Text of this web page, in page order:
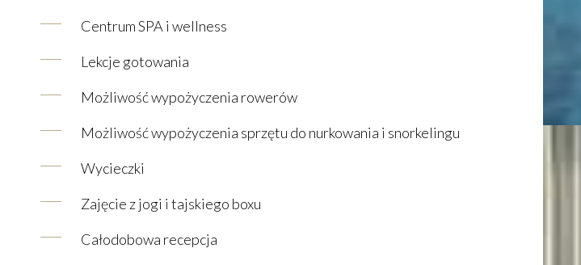
Centrum SPA i wellness
Lekcje gotowania
Możliwość wypożyczenia rowerów
Możliwość wypożyczenia sprzętu do nurkowania i snorkelingu
Wycieczki
Zajęcie z jogi i tajskiego boxu
Całodobowa recepcja